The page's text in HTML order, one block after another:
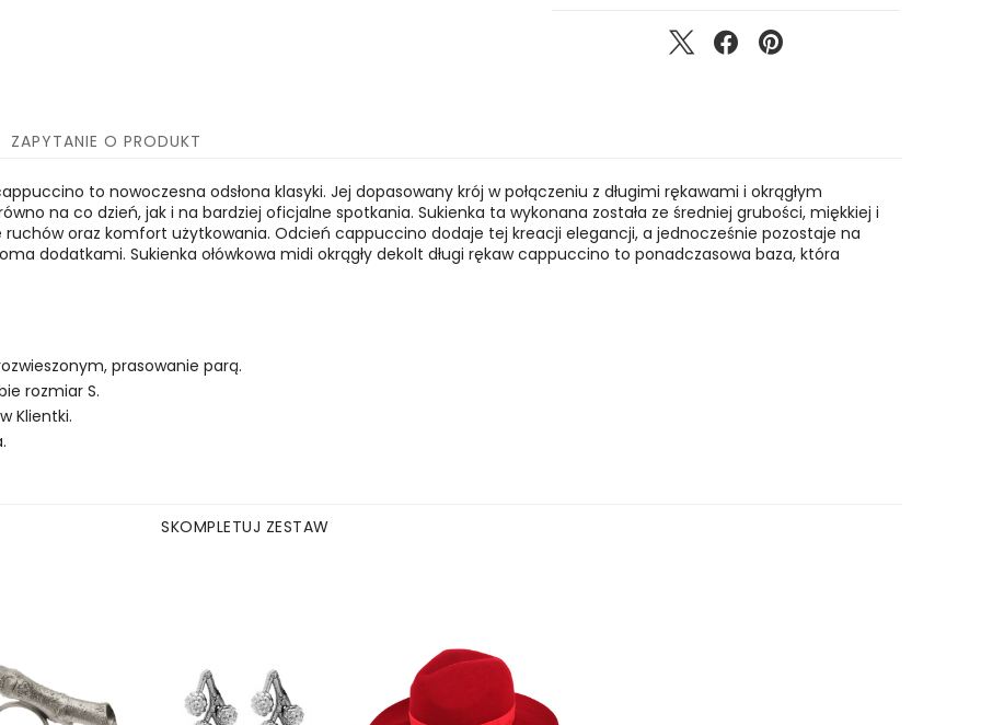
ZAPYTANIE O PRODUKT
to nowoczesna odsłona klasyki. Jej dopasowany krój w połączeniu z długimi rękawami i okrągłym
na co dzień, jak i na bardziej oficjalne spotkania. Sukienka ta wykonana została ze średniej grubości, miękkiej i
ruchów oraz komfort użytkowania. Odcień cappuccino dodaje tej kreacji elegancji, a jednocześnie pozostaje na
dodatkami. Sukienka ołówkowa midi okrągły dekolt długi rękaw cappuccino to ponadczasowa baza, która
prasowanie parą.
rozmiar S.
Klientki.
SKOMPLETUJ ZESTAW